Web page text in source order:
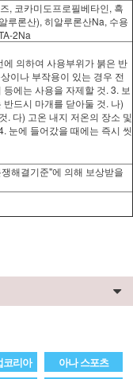
, 코카미도프로필베타인, 흑
루론산), 히알루론산Na, 수용
2Na
의하여 사용부위가 붉은 반
이나 부작용이 있는 경우 전
에는 사용을 자제할 것. 3. 보
드시 마개를 닫아둘 것. 나)
. 다) 고온 내지 저온의 장소 및
눈에 들어갔을 때에는 즉시 씻
해결기준"에 의해 보상받을
코리아
아나 스포츠